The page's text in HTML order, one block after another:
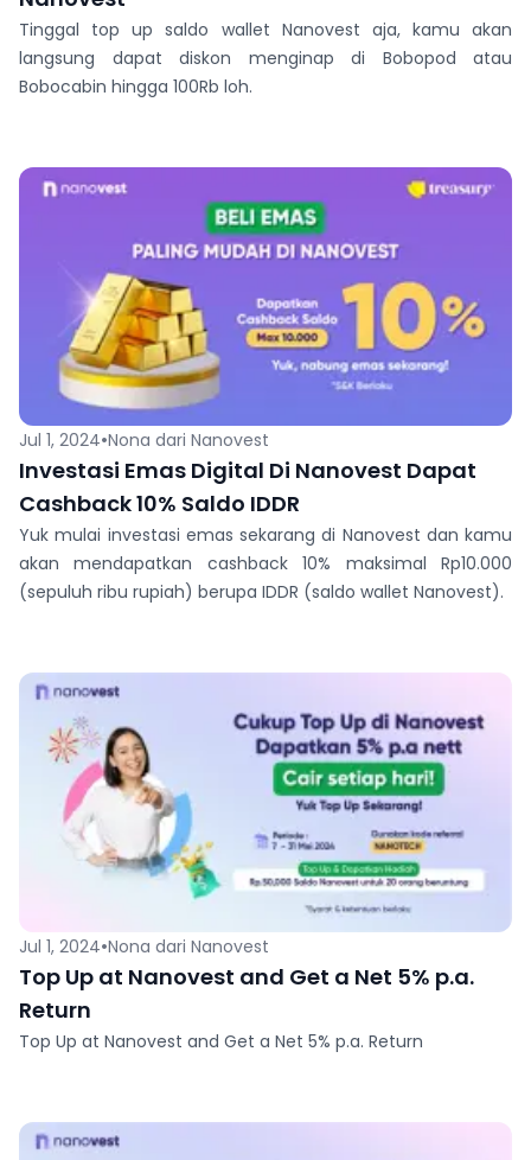
Tinggal top up saldo wallet Nanovest aja, kamu akan
langsung dapat diskon menginap di Bobopod atau
Bobocabin hingga 100Rb loh.
Jul 1, 2024•Nona dari Nanovest
Investasi Emas Digital Di Nanovest Dapat
Cashback 10% Saldo IDDR
Yuk mulai investasi emas sekarang di Nanovest dan kamu
akan mendapatkan cashback 10% maksimal Rp10.000
(sepuluh ribu rupiah) berupa IDDR (saldo wallet Nanovest).
Jul 1, 2024•Nona dari Nanovest
Top Up at Nanovest and Get a Net 5% p.a.
Return
Top Up at Nanovest and Get a Net 5% p.a. Return